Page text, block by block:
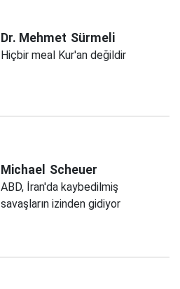
Dr. Mehmet Sürmeli
Hiçbir meal Kur'an değildir
Michael Scheuer
ABD, İran'da kaybedilmiş
savaşların izinden gidiyor